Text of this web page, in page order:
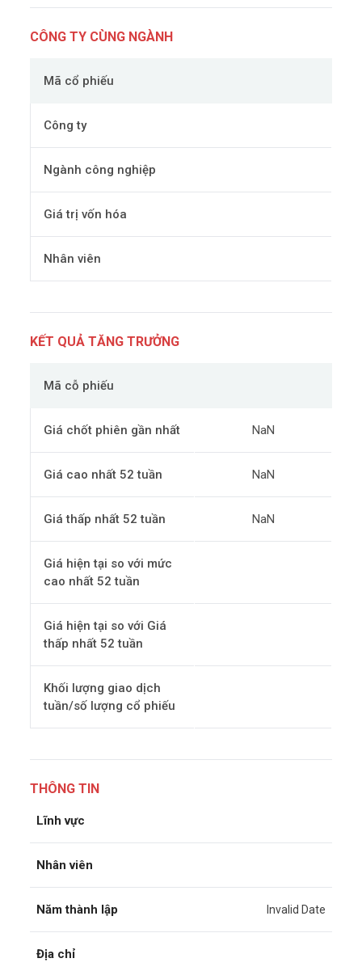
CÔNG TY CÙNG NGÀNH
Mã cổ phiếu
Công ty
Ngành công nghiệp
Giá trị vốn hóa
Nhân viên
KẾT QUẢ TĂNG TRƯỞNG
Mã cỗ phiếu
Giá chốt phiên gần nhất NaN
Giá cao nhất 52 tuần NaN
Giá thấp nhất 52 tuần NaN
Giá hiện tại so với mức
cao nhất 52 tuần
Giá hiện tại so với Giá
thấp nhất 52 tuần
Khối lượng giao dịch
tuần/số lượng cổ phiếu
THÔNG TIN
Lĩnh vực
Nhân viên
Năm thành lập Invalid Date
Địa chỉ